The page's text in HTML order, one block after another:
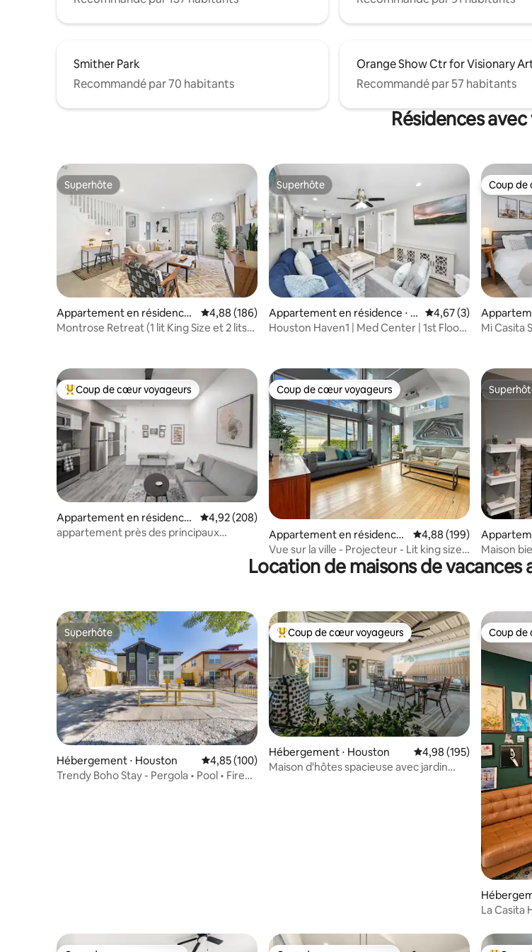
Smither Park
Recommandé par 70 habitants
Orange Show Ctr for Visionary
Recommandé par 57 habitants
Résidences
Superhôte
Superhôte
Appartement en résidence
⋅ Houston
Évaluation moyenne sur la base de 186 commentaires : 4,88 sur 5
4,88 (186)
Montrose Retreat (1 lit King Size et 2 lits
Superhôte
Superhôte
Appartement en résidence ⋅ H
ouston
Évaluation moyenne
4,67 (3)
Houston Haven1 | Med Center | 1st Floor+
Coup
Coup de
Houston
Mi Casita
Coups de cœur voyageurs les plus appréciés
Coup de cœur voyageurs
Appartement en résidence
⋅ Houston
Évaluation moyenne sur la base de 208 commentaires : 4,92 sur 5
4,92 (208)
appartement près des principaux
Coup de cœur voyageurs
Coup de cœur voyageurs
Appartement en résidence
⋅ Houston
Évaluation moyenne
4,88 (199)
Vue sur la ville - Projecteur - Lit king size -
Garage - Divertissement
Houston
Maison
minutes
Location de maisons de vacances
Superhôte
Superhôte
Hébergement ⋅ Houston Évaluation moyenne sur la base de 100 commentaires : 4,85 sur 5
4,85 (100)
Trendy Boho Stay - Pergola • Pool • Fire
Coups de cœur voyageurs les plus appréciés
Coup de cœur voyageurs
Hébergement ⋅ Houston Évaluation moyenne sur
4,98 (195)
Maison d'hôtes spacieuse avec jardin
Coup
Coup de
La Casita